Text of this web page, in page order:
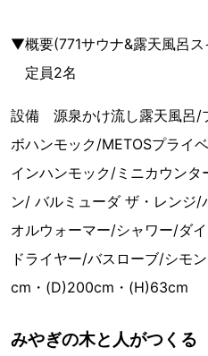
▼概要(771サウナ&露天風呂
定員2名
設備 源泉かけ流し露天風呂/
ボハンモック/METOSプライ
インハンモック/ミニカウン
ン/ バルミューダ ザ・レンジ
オルウォーマー/シャワー/ダ
ドライヤー/バスローブ/シモ
cm・(D)200cm・(H)63cm
みやぎの木と人がつくる